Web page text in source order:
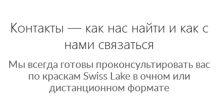
Контакты — как нас найти и как с
нами связаться
Мы всегда готовы проконсультировать вас
по краскам Swiss Lake в очном или
дистанционном формате